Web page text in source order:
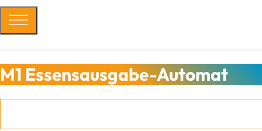
M1 Essensausgabe-Automat